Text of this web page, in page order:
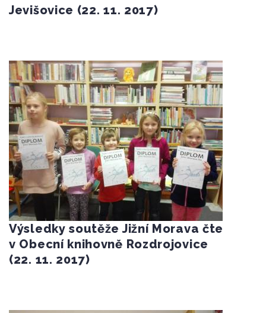
Jevišovice (22. 11. 2017)
Výsledky soutěže Jižní Morava čte
v Obecní knihovně Rozdrojovice
(22. 11. 2017)